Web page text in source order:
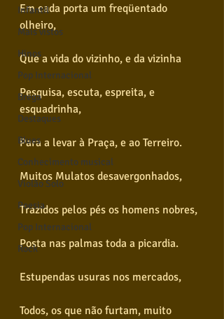
Infantil
Mais vistos
Hinos
Pop Internacional
Brega
Destaques
Blues
Conhecimento musical
Violão Solo
Poesia
Pop Internacional
Rock
Em cada porta um freqüentado
olheiro,
Que a vida do vizinho, e da vizinha
Pesquisa, escuta, espreita, e
esquadrinha,
Para a levar à Praça, e ao Terreiro.
Muitos Mulatos desavergonhados,
Trazidos pelos pés os homens nobres,
Posta nas palmas toda a picardia.
Estupendas usuras nos mercados,
Todos, os que não furtam, muito